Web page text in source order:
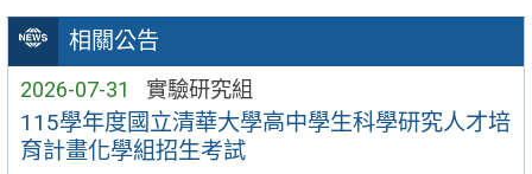
相關公告
2026-07-31 實驗研究組
115學年度國立清華大學高中學生科學研究人才培
育計畫化學組招生考試